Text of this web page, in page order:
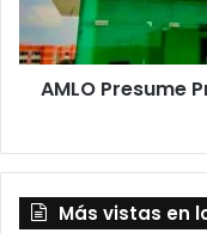
Bienestar
AMLO Presume
Más vistas en